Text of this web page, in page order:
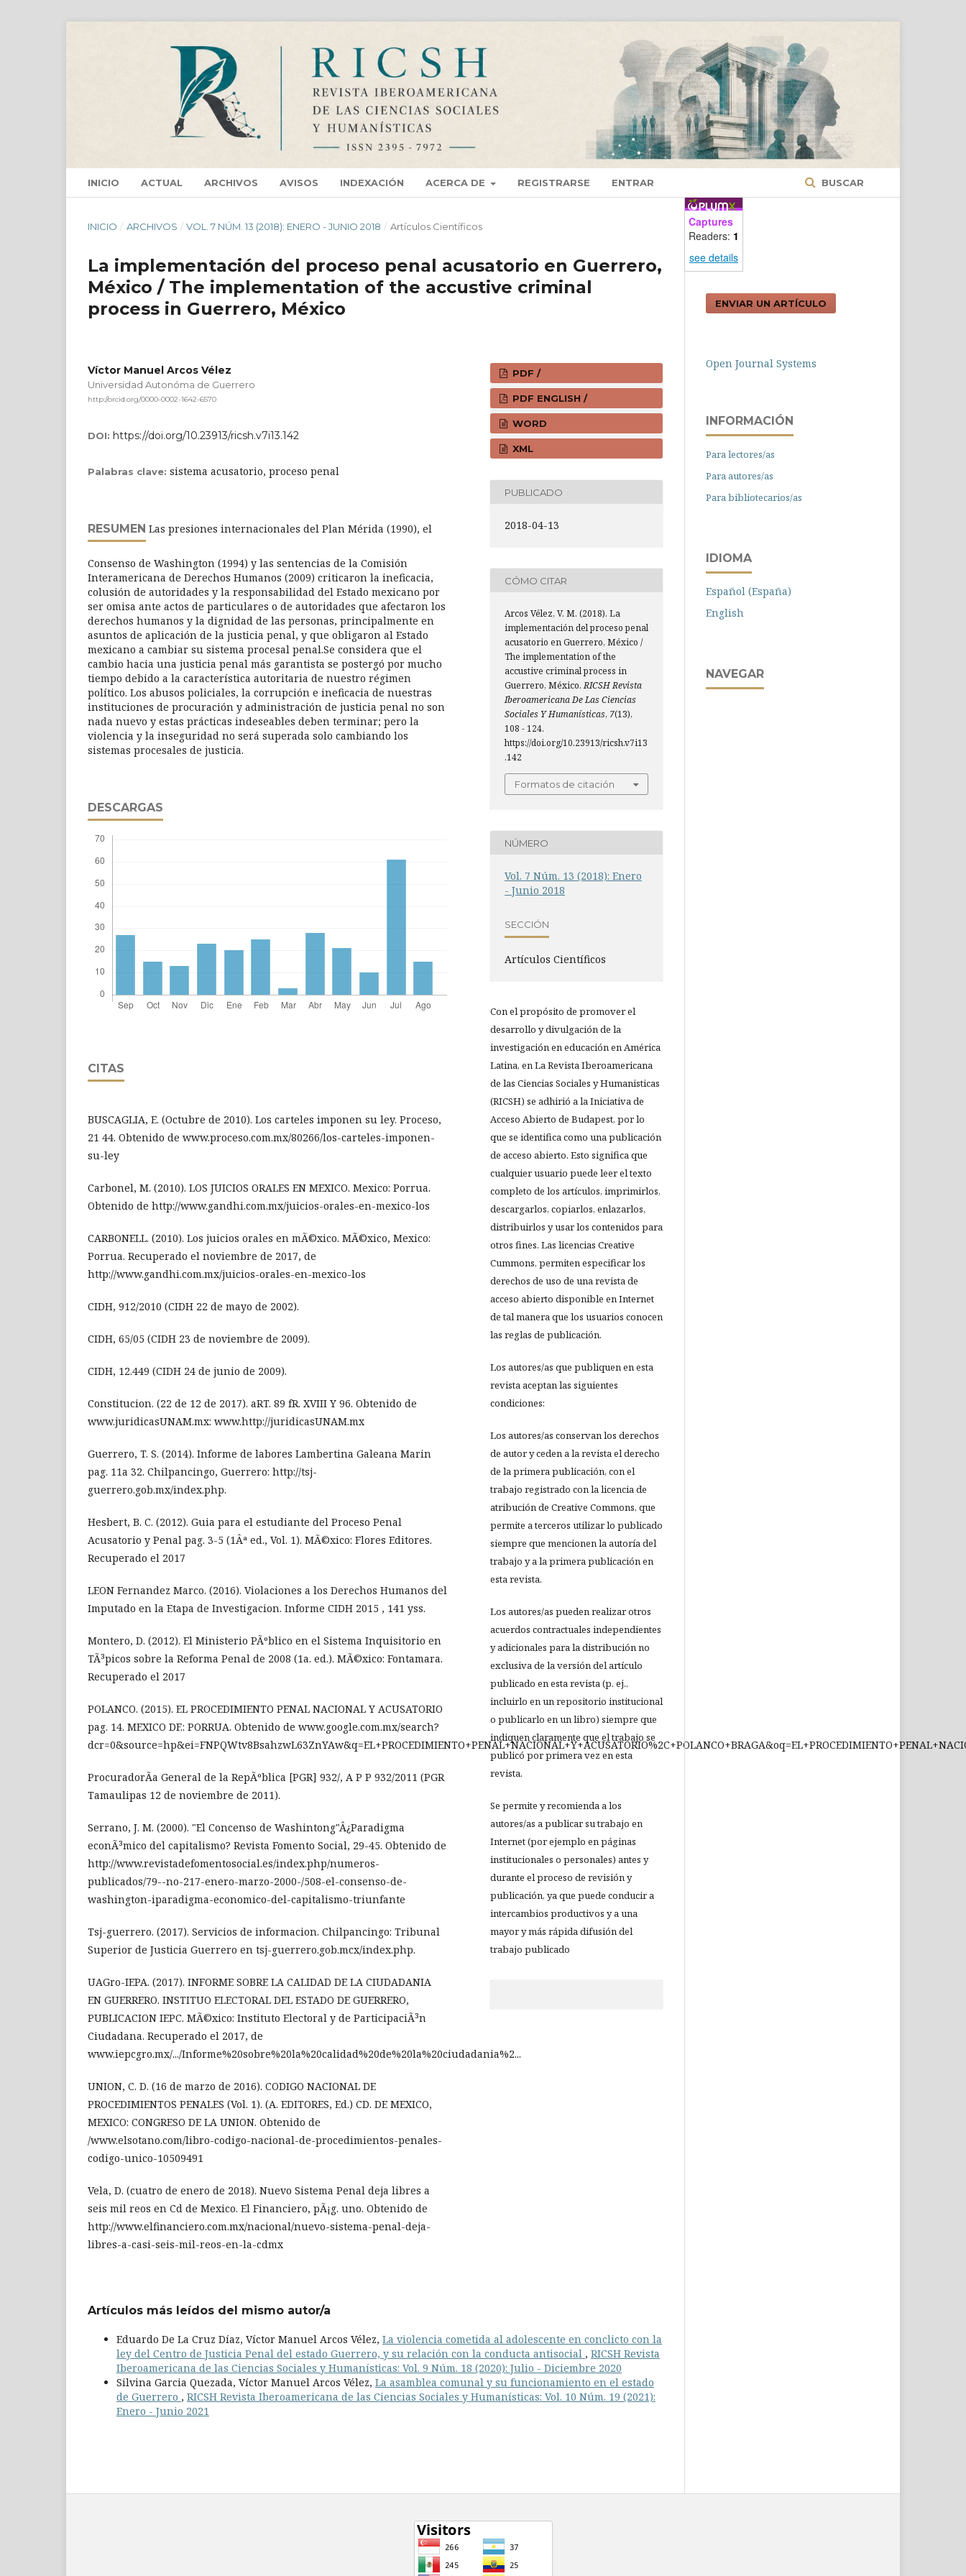
INICIO ACTUAL ARCHIVOS AVISOS INDEXACIÓN ACERCA DE REGISTRARSE ENTRAR BUSCAR
INICIO / ARCHIVOS / VOL. 7 NÚM. 13 (2018): ENERO - JUNIO 2018 / Artí­culos Científicos
La implementación del proceso penal acusatorio en Guerrero,
México / The implementation of the accustive criminal
process in Guerrero, México
Víctor Manuel Arcos Vélez
Universidad Autonóma de Guerrero
http://orcid.org/0000-0002-1642-6570
DOI: https://doi.org/10.23913/ricsh.v7i13.142
Palabras clave: sistema acusatorio, proceso penal
RESUMEN Las presiones internacionales del Plan Mérida (1990), el
Consenso de Washington (1994) y las sentencias de la Comisión
Interamericana de Derechos Humanos (2009) criticaron la ineficacia,
colusión de autoridades y la responsabilidad del Estado mexicano por
ser omisa ante actos de particulares o de autoridades que afectaron los
derechos humanos y la dignidad de las personas, principalmente en
asuntos de aplicación de la justicia penal, y que obligaron al Estado
mexicano a cambiar su sistema procesal penal.Se considera que el
cambio hacia una justicia penal más garantista se postergó por mucho
tiempo debido a la característica autoritaria de nuestro régimen
político. Los abusos policiales, la corrupción e ineficacia de nuestras
instituciones de procuración y administración de justicia penal no son
nada nuevo y estas prácticas indeseables deben terminar; pero la
violencia y la inseguridad no será superada solo cambiando los
sistemas procesales de justicia.
DESCARGAS
CITAS
BUSCAGLIA, E. (Octubre de 2010). Los carteles imponen su ley. Proceso,
21 44. Obtenido de www.proceso.com.mx/80266/los-carteles-imponen-
su-ley
Carbonel, M. (2010). LOS JUICIOS ORALES EN MEXICO. Mexico: Porrua.
Obtenido de http://www.gandhi.com.mx/juicios-orales-en-mexico-los
CARBONELL. (2010). Los juicios orales en mÃ©xico. MÃ©xico, Mexico:
Porrua. Recuperado el noviembre de 2017, de
http://www.gandhi.com.mx/juicios-orales-en-mexico-los
CIDH, 912/2010 (CIDH 22 de mayo de 2002).
CIDH, 65/05 (CIDH 23 de noviembre de 2009).
CIDH, 12.449 (CIDH 24 de junio de 2009).
Constitucion. (22 de 12 de 2017). aRT. 89 fR. XVIII Y 96. Obtenido de
www.juridicasUNAM.mx: www.http://juridicasUNAM.mx
Guerrero, T. S. (2014). Informe de labores Lambertina Galeana Marin
pag. 11a 32. Chilpancingo, Guerrero: http://tsj-
guerrero.gob.mx/index.php.
Hesbert, B. C. (2012). Guia para el estudiante del Proceso Penal
Acusatorio y Penal pag. 3-5 (1Âª ed., Vol. 1). MÃ©xico: Flores Editores.
Recuperado el 2017
LEON Fernandez Marco. (2016). Violaciones a los Derechos Humanos del
Imputado en la Etapa de Investigacion. Informe CIDH 2015 , 141 yss.
Montero, D. (2012). El Ministerio PÃºblico en el Sistema Inquisitorio en
TÃ³picos sobre la Reforma Penal de 2008 (1a. ed.). MÃ©xico: Fontamara.
Recuperado el 2017
POLANCO. (2015). EL PROCEDIMIENTO PENAL NACIONAL Y ACUSATORIO
pag. 14. MEXICO DF.: PORRUA. Obtenido de www.google.com.mx/search?
ProcuradorÃ­a General de la RepÃºblica [PGR] 932/, A P P 932/2011 (PGR
Tamaulipas 12 de noviembre de 2011).
Serrano, J. M. (2000). "El Concenso de Washintong"Â¿Paradigma
econÃ³mico del capitalismo? Revista Fomento Social, 29-45. Obtenido de
http://www.revistadefomentosocial.es/index.php/numeros-
publicados/79--no-217-enero-marzo-2000-/508-el-consenso-de-
washington-iparadigma-economico-del-capitalismo-triunfante
Tsj-guerrero. (2017). Servicios de informacion. Chilpancingo: Tribunal
Superior de Justicia Guerrero en tsj-guerrero.gob.mcx/index.php.
UAGro-IEPA. (2017). INFORME SOBRE LA CALIDAD DE LA CIUDADANIA
EN GUERRERO. INSTITUO ELECTORAL DEL ESTADO DE GUERRERO,
PUBLICACION IEPC. MÃ©xico: Instituto Electoral y de ParticipaciÃ³n
Ciudadana. Recuperado el 2017, de
www.iepcgro.mx/.../Informe%20sobre%20la%20calidad%20de%20la%20ciudadania%2...
UNION, C. D. (16 de marzo de 2016). CODIGO NACIONAL DE
PROCEDIMIENTOS PENALES (Vol. 1). (A. EDITORES, Ed.) CD. DE MEXICO,
MEXICO: CONGRESO DE LA UNION. Obtenido de
/www.elsotano.com/libro-codigo-nacional-de-procedimientos-penales-
codigo-unico-10509491
Vela, D. (cuatro de enero de 2018). Nuevo Sistema Penal deja libres a
seis mil reos en Cd de Mexico. El Financiero, pÃ¡g. uno. Obtenido de
http://www.elfinanciero.com.mx/nacional/nuevo-sistema-penal-deja-
libres-a-casi-seis-mil-reos-en-la-cdmx
PDF /
PDF ENGLISH /
WORD
XML
PUBLICADO
2018-04-13
CÓMO CITAR
Arcos Vélez, V. M. (2018). La
implementación del proceso penal
acusatorio en Guerrero, México /
The implementation of the
accustive criminal process in
Guerrero, México.RICSH Revista
Iberoamericana De Las Ciencias
Sociales Y Humanísticas, 7(13),
108 - 124.
https://doi.org/10.23913/ricsh.v7i13
.142
Formatos de citación
NÚMERO
Vol. 7 Núm. 13 (2018): Enero
- Junio 2018
SECCIÓN
Artí­culos Científicos
Con el propósito de promover el
desarrollo y divulgación de la
investigación en educación en América
Latina, en La Revista Iberoamericana
de las Ciencias Sociales y Humanisticas
(RICSH) se adhirió a la Iniciativa de
Acceso Abierto de Budapest, por lo
que se identifica como una publicación
de acceso abierto. Esto significa que
cualquier usuario puede leer el texto
completo de los artículos, imprimirlos,
descargarlos, copiarlos, enlazarlos,
distribuirlos y usar los contenidos para
otros fines. Las licencias Creative
Cummons, permiten especificar los
derechos de uso de una revista de
acceso abierto disponible en Internet
de tal manera que los usuarios conocen
las reglas de publicación.
Los autores/as que publiquen en esta
revista aceptan las siguientes
condiciones:
Los autores/as conservan los derechos
de autor y ceden a la revista el derecho
de la primera publicación, con el
trabajo registrado con la licencia de
atribución de Creative Commons, que
permite a terceros utilizar lo publicado
siempre que mencionen la autoría del
trabajo y a la primera publicación en
esta revista.
Los autores/as pueden realizar otros
acuerdos contractuales independientes
y adicionales para la distribución no
exclusiva de la versión del artículo
publicado en esta revista (p. ej.,
incluirlo en un repositorio institucional
o publicarlo en un libro) siempre que
indiquen claramente que el trabajo se
publicó por primera vez en esta
revista.
Se permite y recomienda a los
autores/as a publicar su trabajo en
Internet (por ejemplo en páginas
institucionales o personales) antes y
durante el proceso de revisión y
publicación, ya que puede conducir a
intercambios productivos y a una
mayor y más rápida difusión del
trabajo publicado
Artículos más leídos del mismo autor/a
Eduardo De La Cruz Díaz, Víctor Manuel Arcos Vélez, La violencia cometida al adolescente en conclicto con la
ley del Centro de Justicia Penal del estado Guerrero, y su relación con la conducta antisocial , RICSH Revista
Iberoamericana de las Ciencias Sociales y Humanísticas: Vol. 9 Núm. 18 (2020): Julio - Diciembre 2020
Silvina Garcia Quezada, Víctor Manuel Arcos Vélez, La asamblea comunal y su funcionamiento en el estado
de Guerrero , RICSH Revista Iberoamericana de las Ciencias Sociales y Humanísticas: Vol. 10 Núm. 19 (2021):
Enero - Junio 2021
Captures
Readers: 1
see details
ENVIAR UN ARTÍCULO
Open Journal Systems
INFORMACIÓN
Para lectores/as
Para autores/as
Para bibliotecarios/as
IDIOMA
Español (España)
English
NAVEGAR